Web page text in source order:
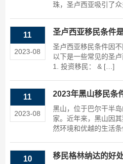
珠，圣卢西亚吸引了
11
2023-08
圣卢西亚移民条件
圣卢西亚移民条件因不
以下是一些常见的圣
1. 投资移民： & […]
11
2023-08
2023年黑山移民条
黑山，位于巴尔干半
家。近年来，黑山因
然环境和优越的生活
10 移民格林纳达的好